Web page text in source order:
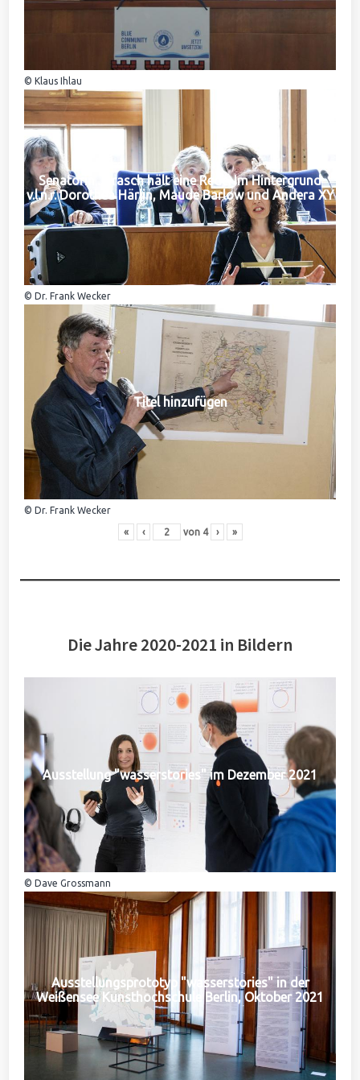
© Klaus Ihlau
Senatorin Jarasch hält eine Rede. Im Hintergrund
v.l.n.r. Dorothea Härlin, Maude Barlow und Andera XY
© Dr. Frank Wecker
Titel hinzufügen
© Dr. Frank Wecker
« ‹ von 4 › »
Die Jahre 2020-2021 in Bildern
Ausstellung "wasserstories" im Dezember 2021
© Dave Grossmann
Ausstellungsprototyp "wasserstories" in der
Weißensee Kunsthochschule Berlin, Oktober 2021